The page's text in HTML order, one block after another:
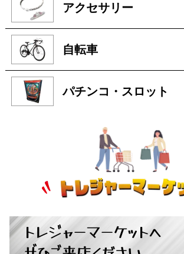
アクセサリー
自転車
パチンコ・スロット
トレジャーマーケットへ